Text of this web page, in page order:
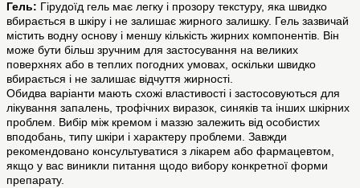
Гель: Гірудоїд гель має легку і прозору текстуру, яка швидко
вбирається в шкіру і не залишає жирного залишку. Гель зазвичай
містить водну основу і меншу кількість жирних компонентів. Він
може бути більш зручним для застосування на великих
поверхнях або в теплих погодних умовах, оскільки швидко
вбирається і не залишає відчуття жирності.
Обидва варіанти мають схожі властивості і застосовуються для
лікування запалень, трофічних виразок, синяків та інших шкірних
проблем. Вибір між кремом і маззю залежить від особистих
вподобань, типу шкіри і характеру проблеми. Завжди
рекомендовано консультуватися з лікарем або фармацевтом,
якщо у вас виникли питання щодо вибору конкретної форми
препарату.